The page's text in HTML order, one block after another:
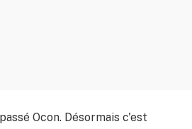
Ocon. Désormais c'est